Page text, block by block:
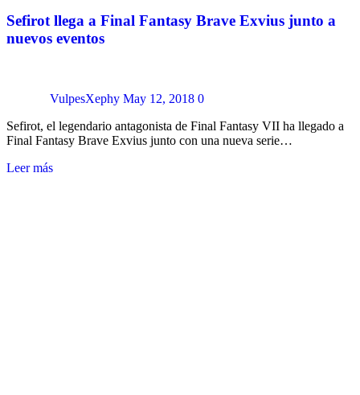
Sefirot llega a Final Fantasy Brave Exvius junto a
nuevos eventos
VulpesXephy May 12, 2018 0
Sefirot, el legendario antagonista de Final Fantasy VII ha llegado a
Final Fantasy Brave Exvius junto con una nueva serie…
Leer más